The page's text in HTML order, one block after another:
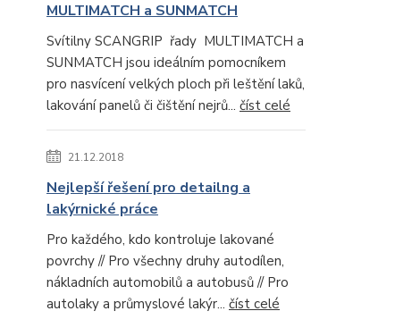
MULTIMATCH a SUNMATCH
Svítilny SCANGRIP řady MULTIMATCH a
SUNMATCH jsou ideálním pomocníkem
pro nasvícení velkých ploch při leštění laků,
lakování panelů či čištění nejrů... číst celé
21.12.2018
Nejlepší řešení pro detailng a
lakýrnické práce
Pro každého, kdo kontroluje lakované
povrchy // Pro všechny druhy autodílen,
nákladních automobilů a autobusů // Pro
autolaky a průmyslové lakýr... číst celé